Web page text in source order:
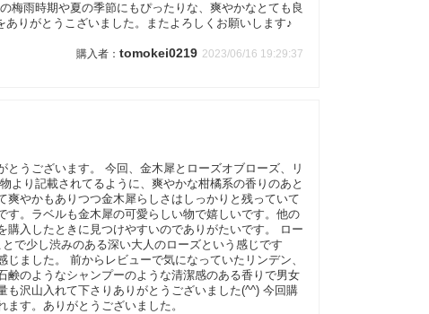
梅雨時期や夏の季節にもぴったりな、爽やかなとても良
りがとうこざいました。またよろしくお願いします♪
tomokei0219 2023/06/16 19:29:37
うございます。 今回、金木犀とローズオブローズ、リ
より記載されてるように、爽やかな柑橘系の香りのあと
やかもありつつ金木犀らしさはしっかりと残っていて
す。ラベルも金木犀の可愛らしい物で嬉しいです。他の
入したときに見つけやすいのでありがたいです。 ロー
で少し渋みのある深い大人のローズという感じです
ました。 前からレビューで気になっていたリンデン、
のようなシャンプーのような清潔感のある香りで男女
沢山入れて下さりありがとうございました(^^) 今回購
す。ありがとうございました。